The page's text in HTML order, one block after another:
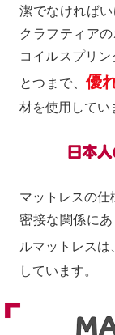
潔でなければ
クラフティア
コイルスプリ
とつまで、 優
材を使用してい
マットレスの
密接な関係に
ルマットレスは、
しています。